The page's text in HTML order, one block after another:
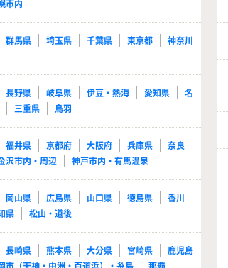
市内
群馬県 埼玉県 千葉県 東京都
神奈川
長野県 岐阜県 伊豆・熱海 愛知県
名
三重県 鳥羽
福井県 京都府 大阪府 兵庫県
奈良
沢市内・周辺 神戸市内・有馬温泉
岡山県 広島県 山口県 徳島県
香川
県 松山・道後
長崎県 熊本県 大分県 宮崎県
鹿児島